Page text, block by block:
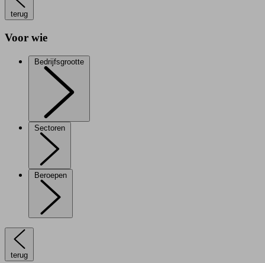
terug
Voor wie
Bedrijfsgrootte
Sectoren
Beroepen
terug